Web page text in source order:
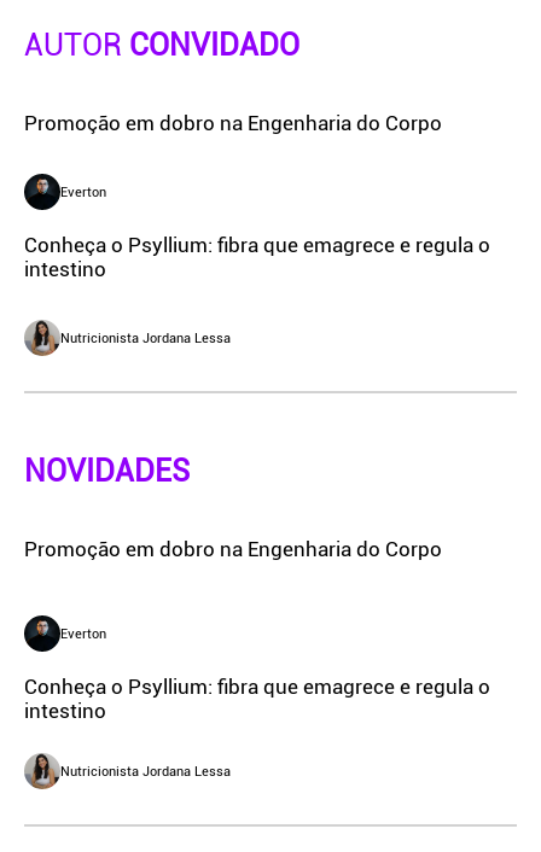
AUTOR CONVIDADO
Promoção em dobro na Engenharia do Corpo
Everton
Conheça o Psyllium: fibra que emagrece e regula o
intestino
Nutricionista Jordana Lessa
NOVIDADES
Promoção em dobro na Engenharia do Corpo
Everton
Conheça o Psyllium: fibra que emagrece e regula o
intestino
Nutricionista Jordana Lessa